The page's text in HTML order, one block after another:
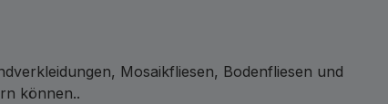
Mosaikfliesen, Bodenfliesen und
können..